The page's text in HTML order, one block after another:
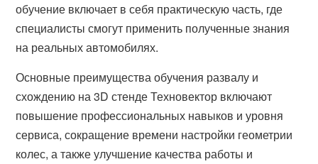
обучение включает в себя практическую часть, где
специалисты смогут применить полученные знания
на реальных автомобилях.
Основные преимущества обучения развалу и
схождению на 3D стенде Техновектор включают
повышение профессиональных навыков и уровня
сервиса, сокращение времени настройки геометрии
колес, а также улучшение качества работы и